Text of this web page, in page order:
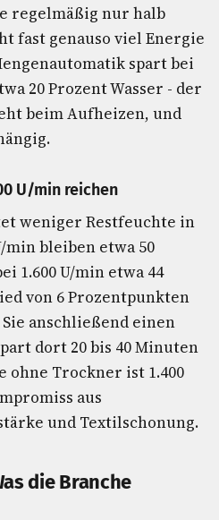
regelmäßig nur halb
fast genauso viel Energie
spart bei
20 Prozent Wasser - der
beim Aufheizen, und
U/min reichen
weniger Restfeuchte in
min bleiben etwa 50
1.600 U/min etwa 44
von 6 Prozentpunkten
anschließend einen
dort 20 bis 40 Minuten
ohne Trockner ist 1.400
aus
und Textilschonung.
die Branche